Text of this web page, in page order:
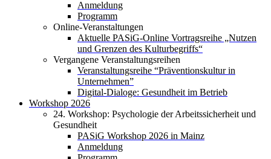
Anmeldung
Programm
Online-Veranstaltungen
Aktuelle PASiG-Online Vortragsreihe „Nutzen
und Grenzen des Kulturbegriffs“
Vergangene Veranstaltungsreihen
Veranstaltungsreihe “Präventionskultur in
Unternehmen”
Digital-Dialoge: Gesundheit im Betrieb
Workshop 2026
24. Workshop: Psychologie der Arbeitssicherheit und
Gesundheit
PASiG Workshop 2026 in Mainz
Anmeldung